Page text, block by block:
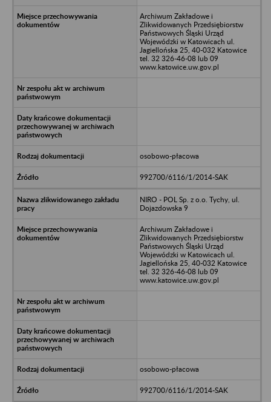
Archiwum Zakładowe i
Zlikwidowanych Przedsiębiorstw
Państwowych Śląski Urząd
Wojewódzki w Katowicach ul.
Jagiellońska 25, 40-032 Katowice
tel. 32 326-46-08 lub 09
www.katowice.uw.gov.pl
osobowo-płacowa
992700/6116/1/2014-SAK
NIRO - POL Sp. z o.o. Tychy, ul.
Dojazdowska 9
Archiwum Zakładowe i
Zlikwidowanych Przedsiębiorstw
Państwowych Śląski Urząd
Wojewódzki w Katowicach ul.
Jagiellońska 25, 40-032 Katowice
tel. 32 326-46-08 lub 09
www.katowice.uw.gov.pl
osobowo-płacowa
992700/6116/1/2014-SAK